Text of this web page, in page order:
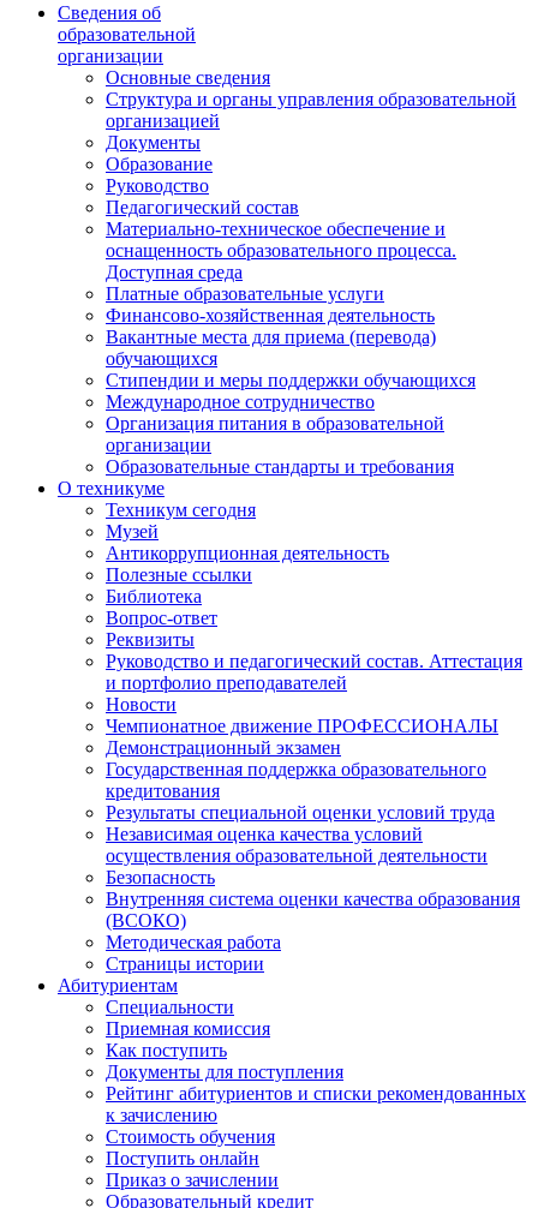
Сведения об
образовательной
организации
Основные сведения
Структура и органы управления образовательной
организацией
Документы
Образование
Руководство
Педагогический состав
Материально-техническое обеспечение и
оснащенность образовательного процесса.
Доступная среда
Платные образовательные услуги
Финансово-хозяйственная деятельность
Вакантные места для приема (перевода)
обучающихся
Стипендии и меры поддержки обучающихся
Международное сотрудничество
Организация питания в образовательной
организации
Образовательные стандарты и требования
О техникуме
Техникум сегодня
Музей
Антикоррупционная деятельность
Полезные ссылки
Библиотека
Вопрос-ответ
Реквизиты
Руководство и педагогический состав. Аттестация
и портфолио преподавателей
Новости
Чемпионатное движение ПРОФЕССИОНАЛЫ
Демонстрационный экзамен
Государственная поддержка образовательного
кредитования
Результаты специальной оценки условий труда
Независимая оценка качества условий
осуществления образовательной деятельности
Безопасность
Внутренняя система оценки качества образования
(ВСОКО)
Методическая работа
Страницы истории
Абитуриентам
Специальности
Приемная комиссия
Как поступить
Документы для поступления
Рейтинг абитуриентов и списки рекомендованных
к зачислению
Стоимость обучения
Поступить онлайн
Приказ о зачислении
Образовательный кредит